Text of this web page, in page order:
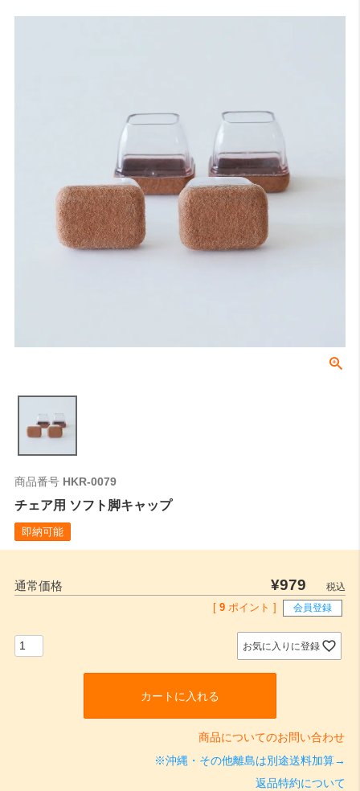
商品番号 HKR-0079
チェア用 ソフト脚キャップ
即納可能
通常価格 ¥979
税込
[ 9 ポイント ] 会員登録
お気に入りに登録
カートに入れる
商品についてのお問い合わせ
※沖縄・その他離島は別途送料加算→
返品特約について